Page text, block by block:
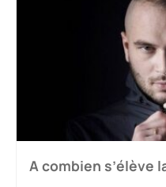
A combien s’élève